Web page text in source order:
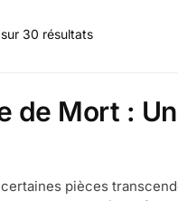
30 résultats
de Mort :
pièces